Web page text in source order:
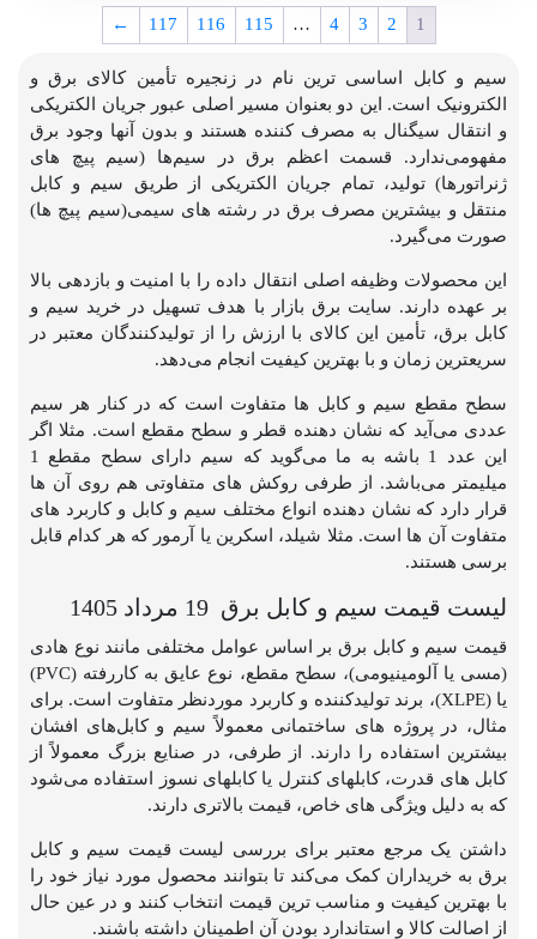
1
2
3
4
…
115
116
117
←
سیم و کابل اساسی ترین نام در زنجیره تأمین کالای برق و
الکترونیک است. این دو بعنوان مسیر اصلی عبور جریان الکتریکی
و انتقال سیگنال به مصرف کننده هستند و بدون آنها وجود برق
مفهومی‌ندارد. قسمت اعظم برق در سیم‌ها (سیم پیچ های
ژنراتورها) تولید، تمام جریان الکتریکی از طریق سیم و کابل
منتقل و بیشترین مصرف برق در رشته های سیمی‌(سیم پیچ ها)
صورت می‌گیرد.
این محصولات وظیفه اصلی انتقال داده را با امنیت و بازدهی بالا
بر عهده دارند. سایت برق بازار با هدف تسهیل در خرید سیم و
کابل برق، تأمین این کالای با ارزش را از تولیدکنندگان معتبر در
سریعترین زمان و با بهترین کیفیت انجام می‌دهد.
سطح مقطع سیم و کابل ها متفاوت است که در کنار هر سیم
عددی می‌آید که نشان دهنده قطر و سطح مقطع است. مثلا اگر
این عدد 1 باشه به ما می‌گوید که سیم دارای سطح مقطع 1
میلیمتر می‌باشد. از طرفی روکش های متفاوتی هم روی آن ها
قرار دارد که نشان دهنده انواع مختلف سیم و کابل و کاربرد های
متفاوت آن ها است. مثلا شیلد، اسکرین یا آرمور که هر کدام قابل
برسی هستند.
لیست قیمت سیم و کابل برق 19 مرداد 1405
قیمت سیم و کابل برق بر اساس عوامل مختلفی مانند نوع هادی
(مسی یا آلومینیومی)، سطح مقطع، نوع عایق به کاررفته (PVC)
یا (XLPE)، برند تولیدکننده و کاربرد موردنظر متفاوت است. برای
مثال، در پروژه های ساختمانی معمولاً سیم و کابل‌های افشان
بیشترین استفاده را دارند. از طرفی، در صنایع بزرگ معمولاً از
کابل های قدرت، کابلهای کنترل یا کابلهای نسوز استفاده می‌شود
که به دلیل ویژگی های خاص، قیمت بالاتری دارند.
داشتن یک مرجع معتبر برای بررسی لیست قیمت سیم و کابل
برق به خریداران کمک می‌کند تا بتوانند محصول مورد نیاز خود را
با بهترین کیفیت و مناسب ترین قیمت انتخاب کنند و در عین حال
از اصالت کالا و استاندارد بودن آن اطمینان داشته باشند.